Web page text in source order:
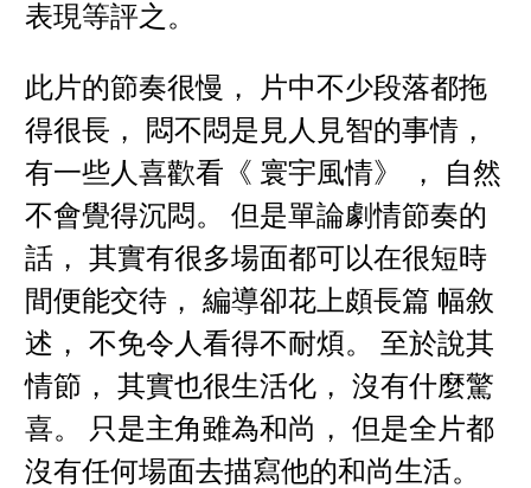
表現等評之。
此片的節奏很慢， 片中不少段落都拖
得很長， 悶不悶是見人見智的事情，
有一些人喜歡看《 寰宇風情》 ， 自然
不會覺得沉悶。 但是單論劇情節奏的
話， 其實有很多場面都可以在很短時
間便能交待， 編導卻花上頗長篇 幅敘
述， 不免令人看得不耐煩。 至於說其
情節， 其實也很生活化， 沒有什麼驚
喜。 只是主角雖為和尚， 但是全片都
沒有任何場面去描寫他的和尚生活。